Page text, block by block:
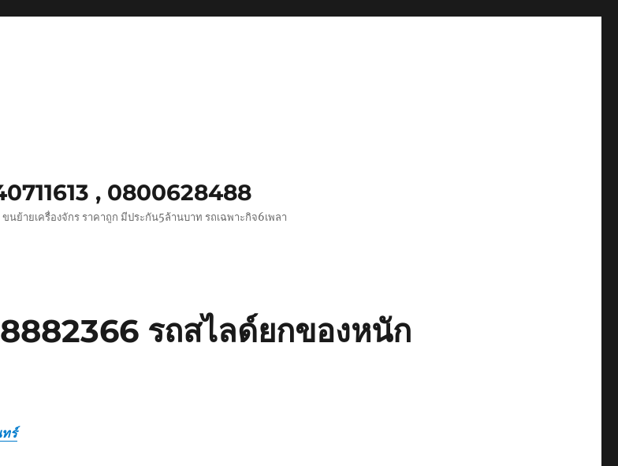
, 0800628488
นย้ายเครื่องจักร ราคาถูก มีประกัน5ล้านบาท รถเฉพาะกิจ6เพลา
รถสไลด์ยกของหนัก
ร์